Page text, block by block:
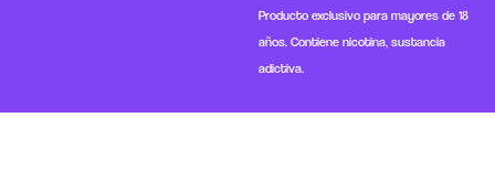
Producto exclusivo para mayores de 18
años. Contiene nicotina, sustancia
adictiva.